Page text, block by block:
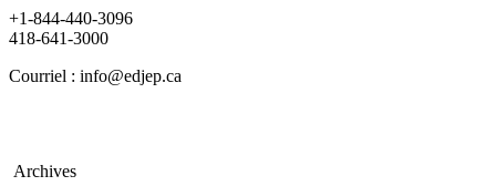
+1-844-440-3096
418-641-3000
Courriel : info@edjep.ca
Archives